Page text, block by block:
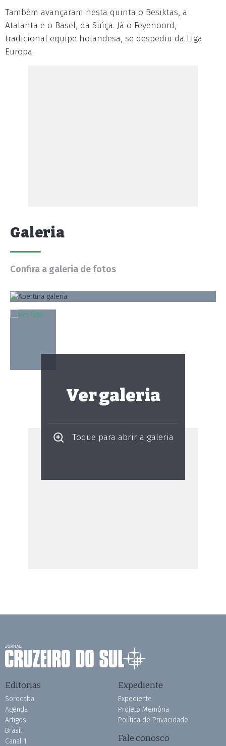
Também avançaram nesta quinta o Besiktas, a
Atalanta e o Basel, da Suíça. Já o Feyenoord,
tradicional equipe holandesa, se despediu da Liga
Europa.
Galeria
Confira a galeria de fotos
Ver galeria
Toque para abrir a galeria
Editorias
Sorocaba
Agenda
Artigos
Brasil
Canal 1
Expediente
Expediente
Projeto Memória
Política de Privacidade
Fale conosco